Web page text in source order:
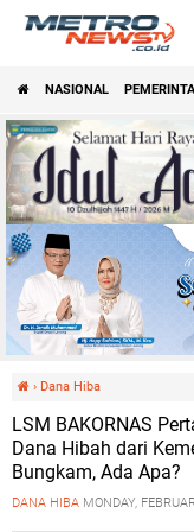
NASIONAL
› Dana Hiba
LSM BAKORNAS
Dana Hibah dari
Bungkam, Ada Apa?
DANA HIBA MONDAY,